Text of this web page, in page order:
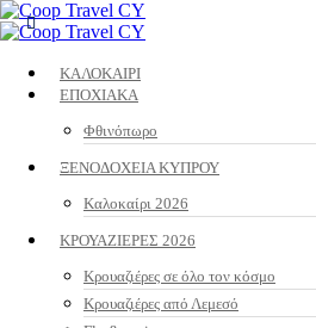
ΚΑΛΟΚΑΙΡΙ
ΕΠΟΧΙΑΚΑ
Φθινόπωρο
ΞΕΝΟΔΟΧΕΙΑ ΚΥΠΡΟΥ
Καλοκαίρι 2026
ΚΡΟΥΑΖΙΕΡΕΣ 2026
Κρουαζιέρες σε όλο τον κόσμο
Κρουαζιέρες από Λεμεσό